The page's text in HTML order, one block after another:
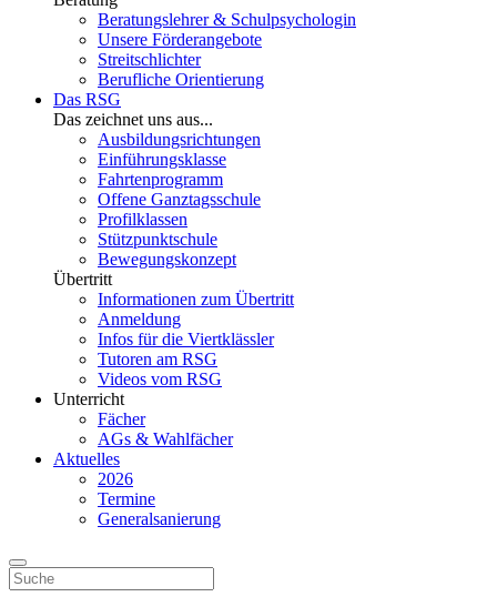
Beratungslehrer & Schulpsychologin
Unsere Förderangebote
Streitschlichter
Berufliche Orientierung
Das RSG
Das zeichnet uns aus...
Ausbildungsrichtungen
Einführungsklasse
Fahrtenprogramm
Offene Ganztagsschule
Profilklassen
Stützpunktschule
Bewegungskonzept
Übertritt
Informationen zum Übertritt
Anmeldung
Infos für die Viertklässler
Tutoren am RSG
Videos vom RSG
Unterricht
Fächer
AGs & Wahlfächer
Aktuelles
2026
Termine
Generalsanierung